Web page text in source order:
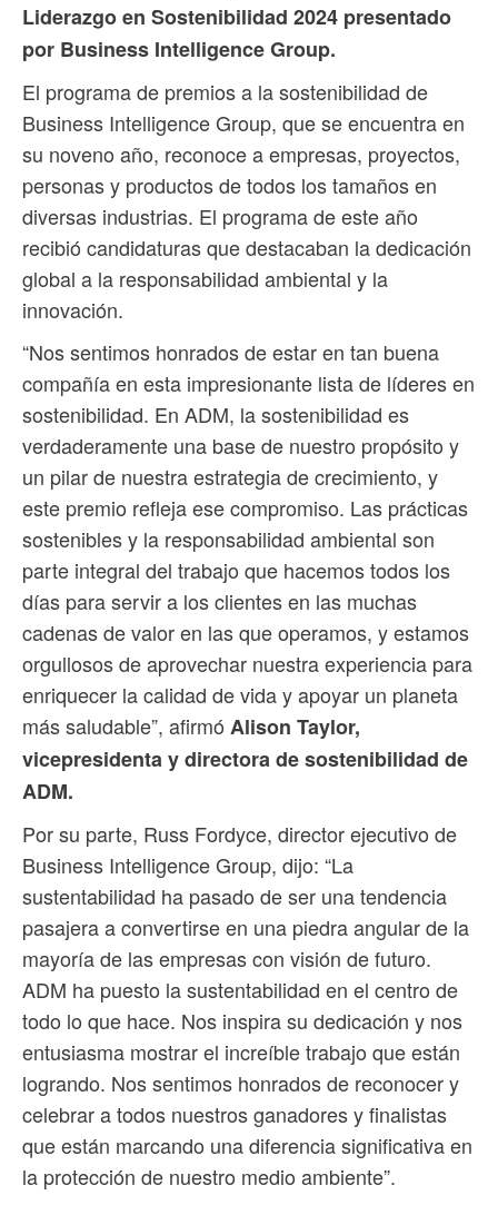
Liderazgo en Sostenibilidad 2024 presentado
por Business Intelligence Group.
El programa de premios a la sostenibilidad de
Business Intelligence Group, que se encuentra en
su noveno año, reconoce a empresas, proyectos,
personas y productos de todos los tamaños en
diversas industrias. El programa de este año
recibió candidaturas que destacaban la dedicación
global a la responsabilidad ambiental y la
innovación.
“Nos sentimos honrados de estar en tan buena
compañía en esta impresionante lista de líderes en
sostenibilidad. En ADM, la sostenibilidad es
verdaderamente una base de nuestro propósito y
un pilar de nuestra estrategia de crecimiento, y
este premio refleja ese compromiso. Las prácticas
sostenibles y la responsabilidad ambiental son
parte integral del trabajo que hacemos todos los
días para servir a los clientes en las muchas
cadenas de valor en las que operamos, y estamos
orgullosos de aprovechar nuestra experiencia para
enriquecer la calidad de vida y apoyar un planeta
más saludable”, afirmó Alison Taylor,
vicepresidenta y directora de sostenibilidad de
ADM.
Por su parte, Russ Fordyce, director ejecutivo de
Business Intelligence Group, dijo: “La
sustentabilidad ha pasado de ser una tendencia
pasajera a convertirse en una piedra angular de la
mayoría de las empresas con visión de futuro.
ADM ha puesto la sustentabilidad en el centro de
todo lo que hace. Nos inspira su dedicación y nos
entusiasma mostrar el increíble trabajo que están
logrando. Nos sentimos honrados de reconocer y
celebrar a todos nuestros ganadores y finalistas
que están marcando una diferencia significativa en
la protección de nuestro medio ambiente”.